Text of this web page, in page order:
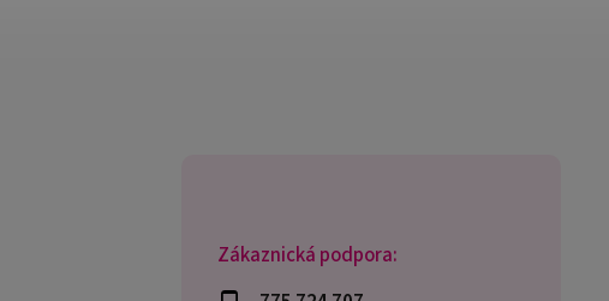
Zákaznická podpora: